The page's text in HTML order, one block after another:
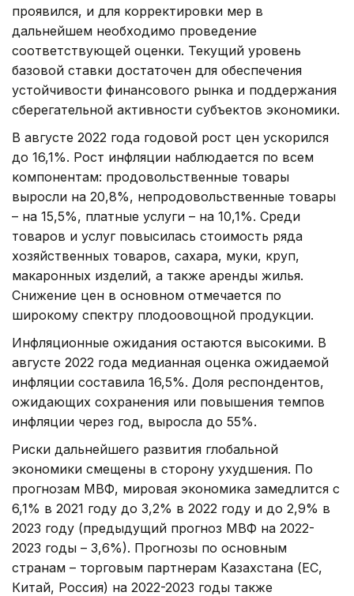
проявился, и для корректировки мер в
дальнейшем необходимо проведение
соответствующей оценки. Текущий уровень
базовой ставки достаточен для обеспечения
устойчивости финансового рынка и поддержания
сберегательной активности субъектов экономики.
В августе 2022 года годовой рост цен ускорился
до 16,1%. Рост инфляции наблюдается по всем
компонентам: продовольственные товары
выросли на 20,8%, непродовольственные товары
– на 15,5%, платные услуги – на 10,1%. Среди
товаров и услуг повысилась стоимость ряда
хозяйственных товаров, сахара, муки, круп,
макаронных изделий, а также аренды жилья.
Снижение цен в основном отмечается по
широкому спектру плодоовощной продукции.
Инфляционные ожидания остаются высокими. В
августе 2022 года медианная оценка ожидаемой
инфляции составила 16,5%. Доля респондентов,
ожидающих сохранения или повышения темпов
инфляции через год, выросла до 55%.
Риски дальнейшего развития глобальной
экономики смещены в сторону ухудшения. По
прогнозам МВФ, мировая экономика замедлится с
6,1% в 2021 году до 3,2% в 2022 году и до 2,9% в
2023 году (предыдущий прогноз МВФ на 2022-
2023 годы – 3,6%). Прогнозы по основным
странам – торговым партнерам Казахстана (ЕС,
Китай, Россия) на 2022-2023 годы также